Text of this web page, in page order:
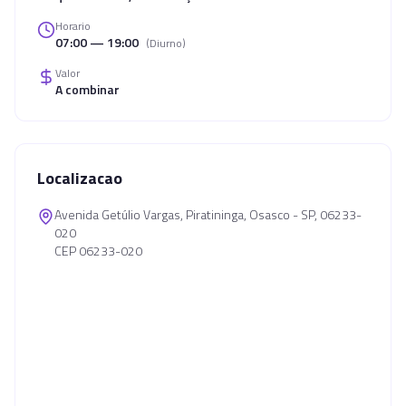
Horario
07:00 — 19:00 (Diurno)
Valor
A combinar
Localizacao
Avenida Getúlio Vargas, Piratininga, Osasco - SP, 06233-
020
CEP 06233-020